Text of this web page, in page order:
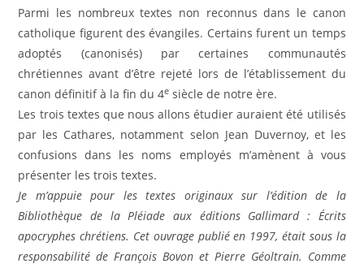
Parmi les nombreux textes non reconnus dans le canon
catholique figurent des évangiles. Certains furent un temps
adoptés (canonisés) par certaines communautés
chrétiennes avant d’être rejeté lors de l’établissement du
canon définitif à la fin du 4e siècle de notre ère.
Les trois textes que nous allons étudier auraient été utilisés
par les Cathares, notamment selon Jean Duvernoy, et les
confusions dans les noms employés m’amènent à vous
présenter les trois textes.
Je m’appuie pour les textes originaux sur l’édition de la
Bibliothèque de la Pléiade aux éditions Gallimard : Écrits
apocryphes chrétiens. Cet ouvrage publié en 1997, était sous la
responsabilité de François Bovon et Pierre Géoltrain. Comme